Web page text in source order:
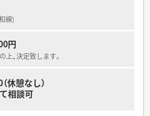
線)
円
、決定致します。
休憩なし）
相談可